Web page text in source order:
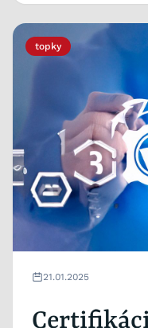
topky
21.01.2025